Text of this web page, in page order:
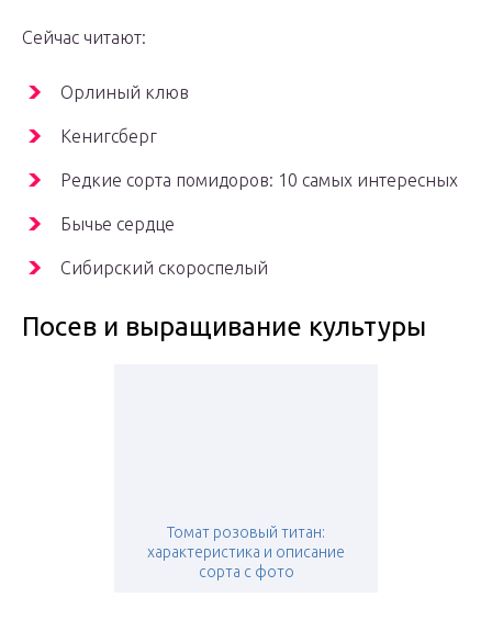
Сейчас читают:
Орлиный клюв
Кенигсберг
Редкие сорта помидоров: 10 самых интересных
Бычье сердце
Сибирский скороспелый
Посев и выращивание культуры
Томат розовый титан:
характеристика и описание
сорта с фото